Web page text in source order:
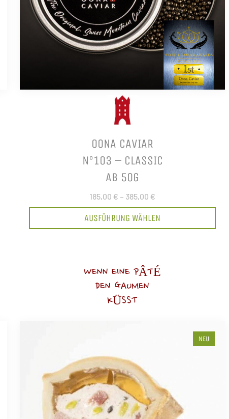
OONA CAVIAR
N°103 – CLASSIC
AB 50G
185,00 € – 385,00 €
AUSFÜHRUNG WÄHLEN
WENN EINE PÂTÉ
DEN GAUMEN
KÜSST
NEU